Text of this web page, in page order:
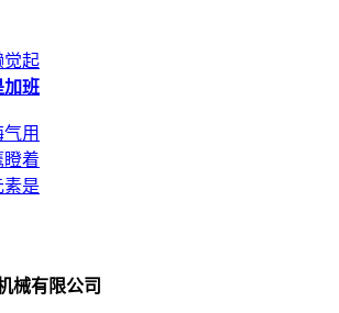
觉起
加班
用
瞪着
素是
械有限公司